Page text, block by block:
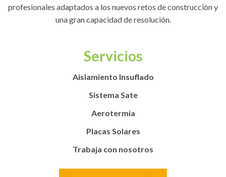
Servicios
Aislamiento Insuflado
Sistema Sate
Aerotermia
Placas Solares
Trabaja con nosotros
profesionales adaptados a los nuevos retos de construcción y
una gran capacidad de resolución.